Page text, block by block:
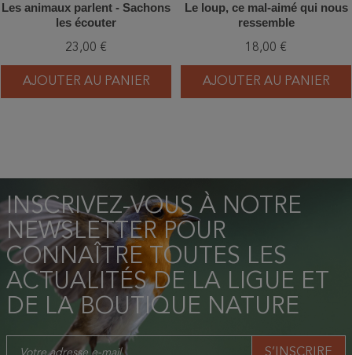
Les animaux parlent - Sachons
les écouter
23,00 €
AJOUTER AU PANIER
Le loup, ce mal-aimé qui nous
ressemble
18,00 €
AJOUTER AU PANIER
INSCRIVEZ-VOUS À NOTRE
NEWSLETTER POUR
CONNAÎTRE TOUTES LES
ACTUALITÉS DE LA LIGUE ET
DE LA BOUTIQUE NATURE